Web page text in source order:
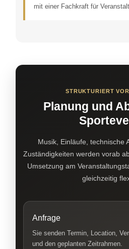
mit einer Fachkraft für
STRUKTURIERT
Planung und
Musik, Einläufe, technische
Zuständigkeiten werden vorab
Umsetzung am
gleichzeitig
Anfrage
Sie senden Termin, Location,
und den geplanten Zeitrahmen.